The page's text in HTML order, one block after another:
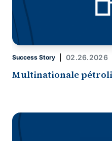
Success Story 02.26.2026
Multinationale